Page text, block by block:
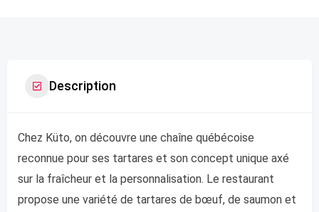
Description
Chez Küto, on découvre une chaîne québécoise
reconnue pour ses tartares et son concept unique axé
sur la fraîcheur et la personnalisation. Le restaurant
propose une variété de tartares de bœuf, de saumon et